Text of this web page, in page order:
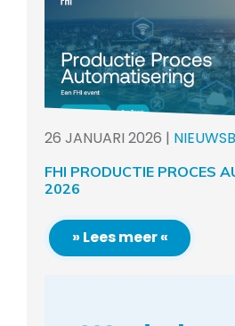
26 JANUARI 2026 |
FHI PRODUCTIE PROCES
2026
» Lees meer «